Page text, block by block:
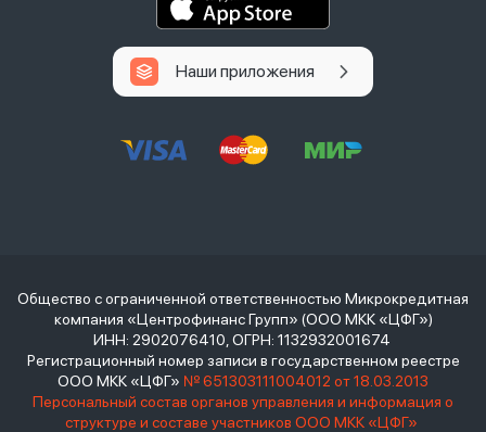
Наши приложения
Общество с ограниченной ответственностью Микрокредитная
компания «Центрофинанс Групп» (ООО МКК «ЦФГ»)
ИНН: 2902076410, ОГРН: 1132932001674
Регистрационный номер записи в государственном реестре
ООО МКК «ЦФГ» № 651303111004012 от 18.03.2013
Персональный состав органов управления и информация о
структуре и составе участников ООО МКК «ЦФГ»